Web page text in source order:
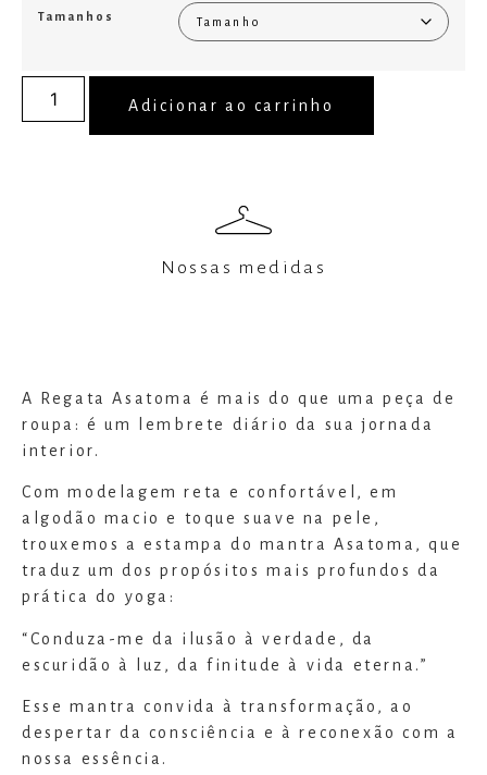
Tamanhos
Adicionar ao carrinho
Nossas medidas
A Regata Asatoma é mais do que uma peça de
roupa: é um lembrete diário da sua jornada
interior.
Com modelagem reta e confortável, em
algodão macio e toque suave na pele,
trouxemos a estampa do mantra Asatoma, que
traduz um dos propósitos mais profundos da
prática do yoga:
“Conduza-me da ilusão à verdade, da
escuridão à luz, da finitude à vida eterna.”
Esse mantra convida à transformação, ao
despertar da consciência e à reconexão com a
nossa essência.